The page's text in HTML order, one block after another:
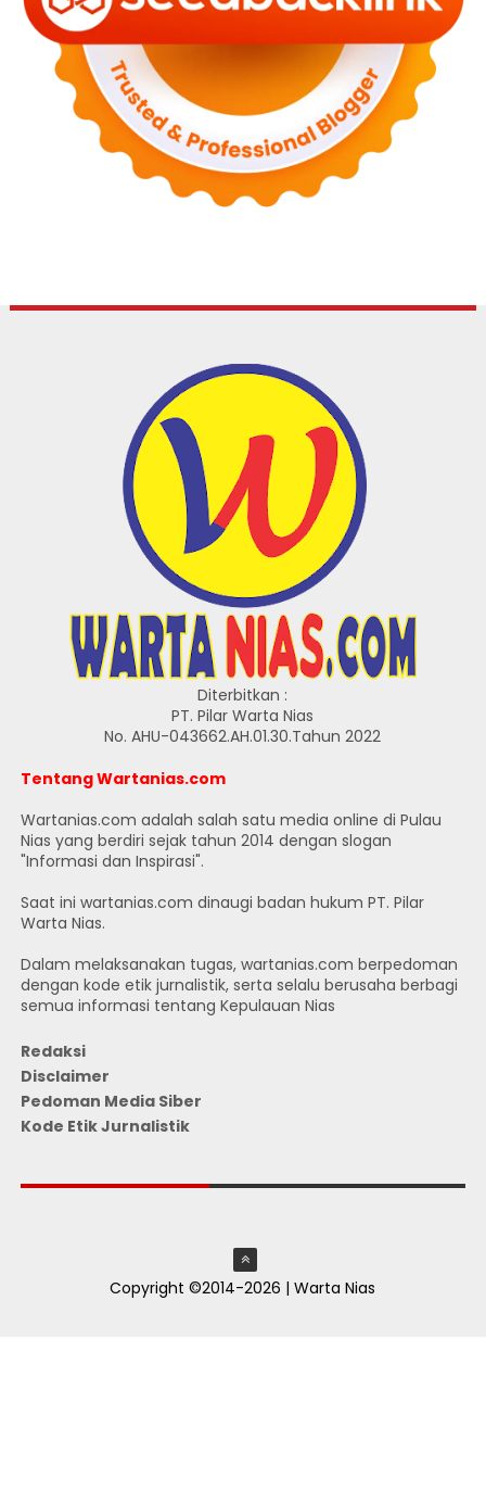
Diterbitkan :
PT. Pilar Warta Nias
No. AHU-043662.AH.01.30.Tahun 2022
Tentang Wartanias.com
Wartanias.com adalah salah satu media online di Pulau
Nias yang berdiri sejak tahun 2014 dengan slogan
"Informasi dan Inspirasi".
Saat ini wartanias.com dinaugi badan hukum PT. Pilar
Warta Nias.
Dalam melaksanakan tugas, wartanias.com berpedoman
dengan kode etik jurnalistik, serta selalu berusaha berbagi
semua informasi tentang Kepulauan Nias
Redaksi
Disclaimer
Pedoman Media Siber
Kode Etik Jurnalistik
Copyright ©2014-2026 | Warta Nias